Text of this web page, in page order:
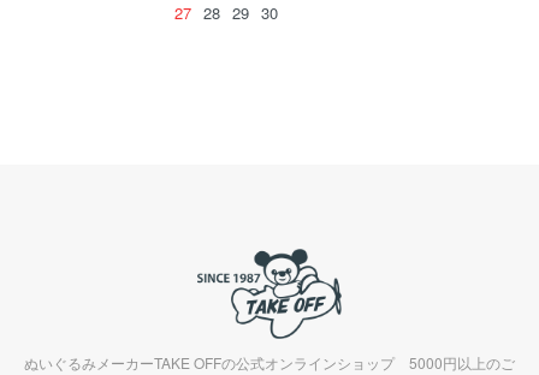
27 28 29 30
ぬいぐるみメーカーTAKE OFFの公式オンラインショップ 5000円以上のご